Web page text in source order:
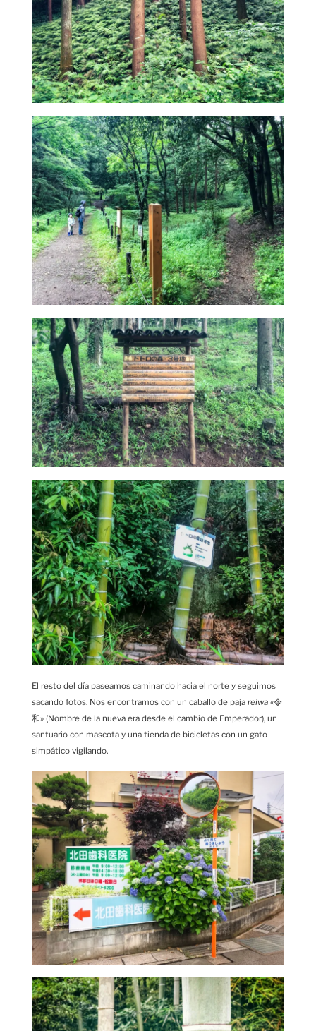
El resto del día paseamos caminando hacia el norte y seguimos
sacando fotos. Nos encontramos con un caballo de paja reiwa «令
和» (Nombre de la nueva era desde el cambio de Emperador), un
santuario con mascota y una tienda de bicicletas con un gato
simpático vigilando.